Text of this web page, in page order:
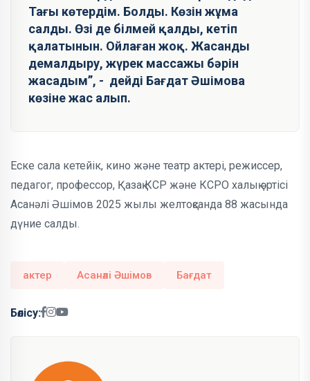
Тағы көтердім. Болды. Көзін жұма
салды. Өзі де білмей қалды, кетіп
қалатынын. Ойлаған жоқ. Жасанды
демалдыру, жүрек массажы бәрін
жасадым”, - дейді Бағдат Әшімова
көзіне жас алып.
Еске сала кетейік, кино және театр актері, режиссер,
педагог, профессор, Қазақ КСР және КСРО халық әртісі
Асанәлі Әшімов 2025 жылы желтоқсанда 88 жасында
дүние салды.
актер Асанәлі Әшімов Бағдат
Бөлісу: